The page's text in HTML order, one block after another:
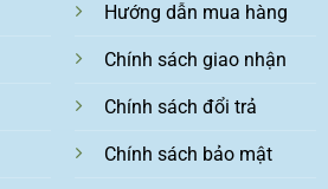
Hướng dẫn mua hàng
Chính sách giao nhận
Chính sách đổi trả
Chính sách bảo mật